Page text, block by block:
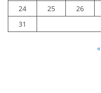
24
25 26
31